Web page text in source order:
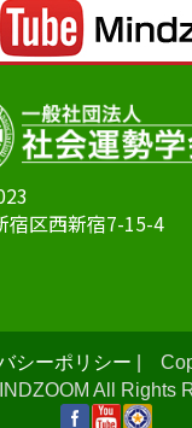
宿区西新宿7-15-4
シーポリシー |
All Rights